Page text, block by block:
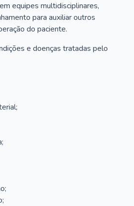
equipes multidisciplinares,
para auxiliar outros
do paciente.
e doenças tratadas pelo